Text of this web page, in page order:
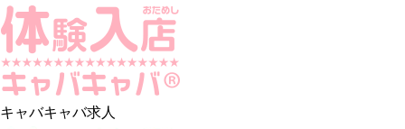
キャバキャバ求人